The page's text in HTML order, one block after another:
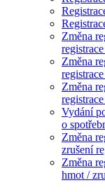
Změna
Změna
Změna
Vydání
o
Změna
zrušení
Změna
hmot /